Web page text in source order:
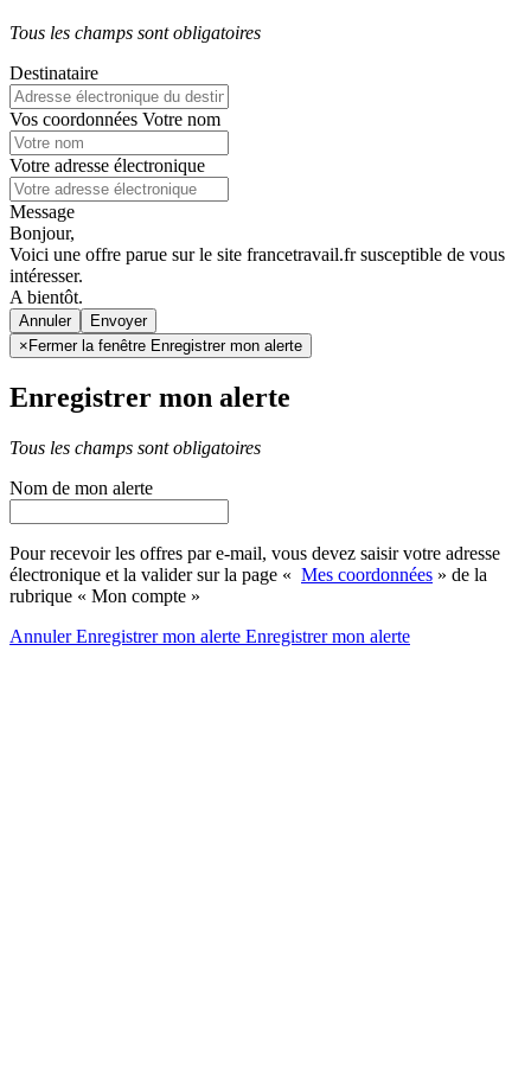
Tous les champs sont obligatoires
Destinataire
Vos coordonnées Votre nom
Votre adresse électronique
Message
Bonjour,
Voici une offre parue sur le site francetravail.fr susceptible de vous
intéresser.
A bientôt.
Annuler
× Fermer la fenêtre Enregistrer mon alerte
Enregistrer mon alerte
Tous les champs sont obligatoires
Nom de mon alerte
Pour recevoir les offres par e-mail, vous devez saisir votre adresse
électronique et la valider sur la page « Mes coordonnées » de la
rubrique « Mon compte »
AnnulerEnregistrer mon alerte Enregistrermon alerte